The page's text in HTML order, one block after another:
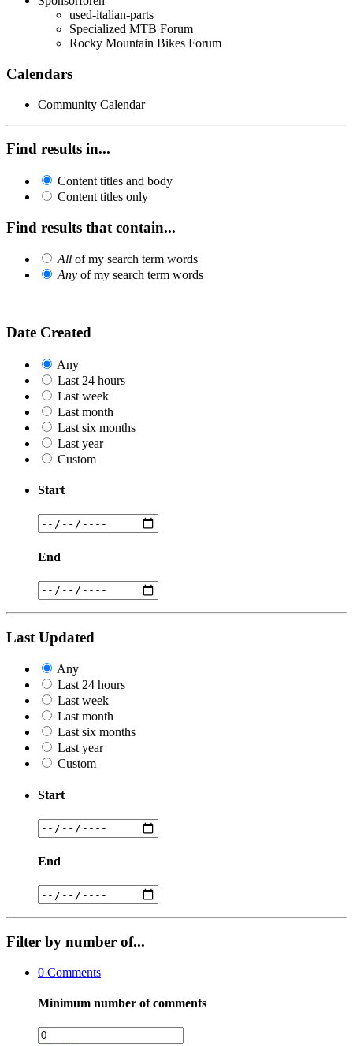
used-italian-parts
Specialized MTB Forum
Rocky Mountain Bikes Forum
Calendars
Community Calendar
Find results in...
Content titles and body
Content titles only
Find results that contain...
All of my search term words
Any of my search term words
Date Created
Any
Last 24 hours
Last week
Last month
Last six months
Last year
Custom
Start
End
Last Updated
Any
Last 24 hours
Last week
Last month
Last six months
Last year
Custom
Start
End
Filter by number of...
0 Comments
Minimum number of comments